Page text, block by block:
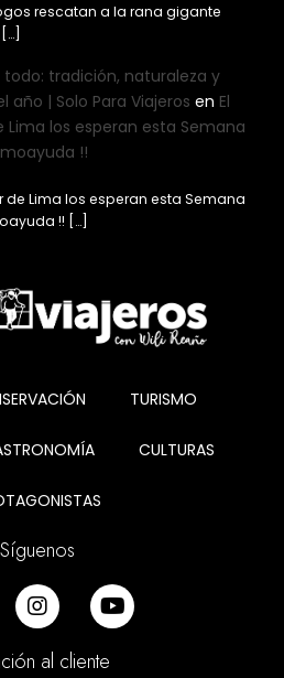
rescatan a la rana gigante
tradición, naturaleza y
año | Solo Para Viajeros en El
Lima los esperan esta Semana
!!
de Lima los esperan esta Semana
!! […]
TURISMO
CULTURAS
Síguenos
al cliente